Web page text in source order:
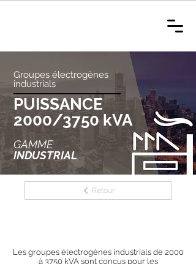
Groupes électrogènes
industrials
PUISSANCE
2000/3750 kVA
GAMME
INDUSTRIAL
Retour
Les groupes électrogènes industrials de 2000
à 3750 kVA sont conçus pour les